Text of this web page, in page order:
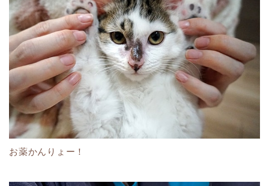
お薬かんりょー！